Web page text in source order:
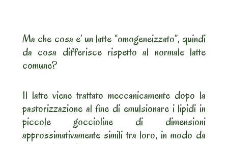
Ma che cosa e’ un latte “omogeneizzato”, quindi
da cosa differisce rispetto al normale latte
comune?
Il latte viene trattato meccanicamente dopo la
pastorizzazione al fine di emulsionare i lipidi in
piccole goccioline di dimensioni
approssimativamente simili tra loro, in modo da